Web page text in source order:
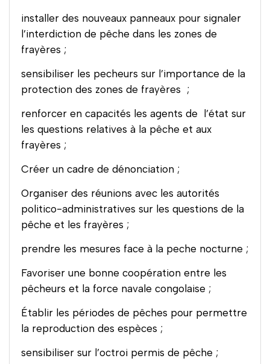
installer des nouveaux panneaux pour signaler
l’interdiction de pêche dans les zones de
frayères ;
sensibiliser les pecheurs sur l’importance de la
protection des zones de frayères ;
renforcer en capacités les agents de l’état sur
les questions relatives à la pêche et aux
frayères ;
Créer un cadre de dénonciation ;
Organiser des réunions avec les autorités
politico-administratives sur les questions de la
pêche et les frayères ;
prendre les mesures face à la peche nocturne ;
Favoriser une bonne coopération entre les
pêcheurs et la force navale congolaise ;
Établir les périodes de pêches pour permettre
la reproduction des espèces ;
sensibiliser sur l’octroi permis de pêche ;